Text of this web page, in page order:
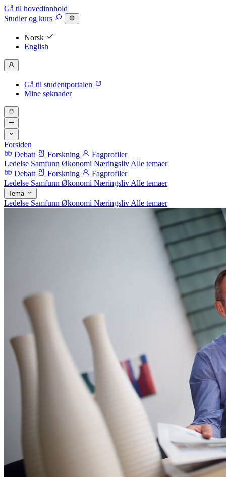
Gå til hovedinnhold
Studierog kurs
Norsk
English
Gå til studentportalen
Mine søknader
Forsiden
Debatt
Forskning
Fagprofiler
Ledelse Samfunn Økonomi Næringsliv Alle temaer
Debatt
Forskning
Fagprofiler
Ledelse Samfunn Økonomi Næringsliv Alle temaer
Tema
Ledelse Samfunn Økonomi Næringsliv Alle temaer